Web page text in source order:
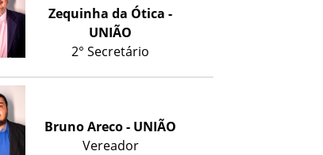
Zequinha da Ótica -
UNIÃO
2° Secretário
Bruno Areco - UNIÃO
Vereador